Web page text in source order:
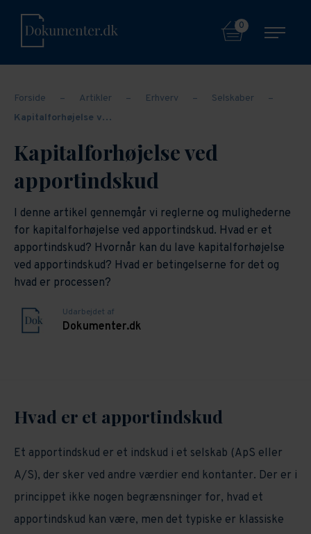
0
Forside – Artikler – Erhverv – Selskaber
–
Kapitalforhøjelse v…
Kapitalforhøjelse ved
apportindskud
I denne artikel gennemgår vi reglerne og mulighederne
for kapitalforhøjelse ved apportindskud. Hvad er et
apportindskud? Hvornår kan du lave kapitalforhøjelse
ved apportindskud? Hvad er betingelserne for det og
hvad er processen?
Udarbejdet af
Dokumenter.dk
Hvad er et apportindskud
Et apportindskud er et indskud i et selskab (ApS eller
A/S), der sker ved andre værdier end kontanter. Der er i
princippet ikke nogen begrænsninger for, hvad et
apportindskud kan være, men det typiske er klassiske